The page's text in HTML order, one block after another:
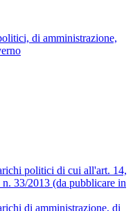
di amministrazione,
politici di cui all'art. 14,
33/2013 (da pubblicare in
di amministrazione, di